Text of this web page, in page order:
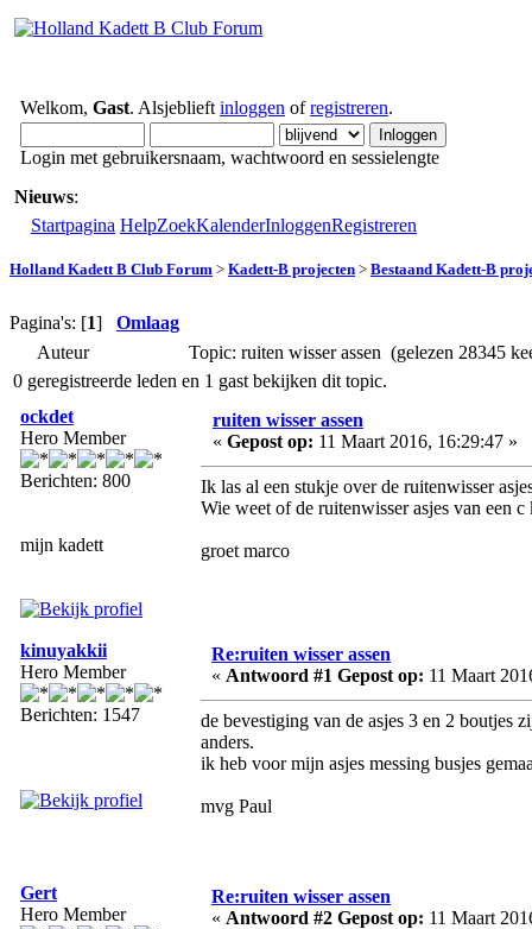
Welkom, Gast. Alsjeblieft inloggen ofregistreren.
Login met gebruikersnaam, wachtwoord en sessielengte
Nieuws:
Startpagina HelpZoekKalenderInloggenRegistreren
Holland Kadett B Club Forum > Kadett-B projecten > Bestaand Kadett-B
Pagina's: [1] Omlaag
Auteur
Topic: ruiten wisser assen (gelezen 28345
0 geregistreerde leden en 1 gast bekijken dit topic.
ockdet
Hero Member
Berichten: 800
mijn kadett
ruiten wisser assen
« Gepost op: 11 Maart 2016, 16:29:47 »
Ik las al een stukje over de ruitenwisser
Wie weet of de ruitenwisser asjes van een
groet marco
kinuyakkii
Hero Member
Berichten: 1547
Re:ruiten wisser assen
« Antwoord #1 Gepost op: 11 Maart
de bevestiging van de asjes 3 en 2 boutjes
anders.
ik heb voor mijn asjes messing busjes
mvg Paul
Gert
Hero Member
Re:ruiten wisser assen
« Antwoord #2 Gepost op: 11 Maart